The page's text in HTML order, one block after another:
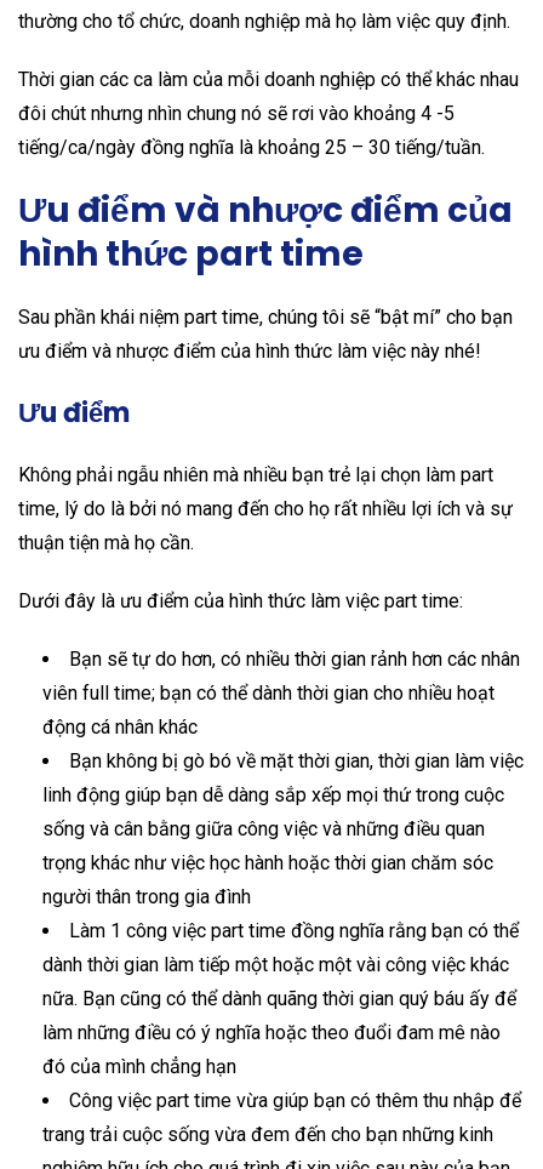
thường cho tổ chức, doanh nghiệp mà họ làm việc quy định.
Thời gian các ca làm của mỗi doanh nghiệp có thể khác nhau
đôi chút nhưng nhìn chung nó sẽ rơi vào khoảng 4 -5
tiếng/ca/ngày đồng nghĩa là khoảng 25 – 30 tiếng/tuần.
Ưu điểm và nhược điểm của
hình thức part time
Sau phần khái niệm part time, chúng tôi sẽ “bật mí” cho bạn
ưu điểm và nhược điểm của hình thức làm việc này nhé!
Ưu điểm
Không phải ngẫu nhiên mà nhiều bạn trẻ lại chọn làm part
time, lý do là bởi nó mang đến cho họ rất nhiều lợi ích và sự
thuận tiện mà họ cần.
Dưới đây là ưu điểm của hình thức làm việc part time:
Bạn sẽ tự do hơn, có nhiều thời gian rảnh hơn các nhân
viên full time; bạn có thể dành thời gian cho nhiều hoạt
động cá nhân khác
Bạn không bị gò bó về mặt thời gian, thời gian làm việc
linh động giúp bạn dễ dàng sắp xếp mọi thứ trong cuộc
sống và cân bằng giữa công việc và những điều quan
trọng khác như việc học hành hoặc thời gian chăm sóc
người thân trong gia đình
Làm 1 công việc part time đồng nghĩa rằng bạn có thể
dành thời gian làm tiếp một hoặc một vài công việc khác
nữa. Bạn cũng có thể dành quãng thời gian quý báu ấy để
làm những điều có ý nghĩa hoặc theo đuổi đam mê nào
đó của mình chẳng hạn
Công việc part time vừa giúp bạn có thêm thu nhập để
trang trải cuộc sống vừa đem đến cho bạn những kinh